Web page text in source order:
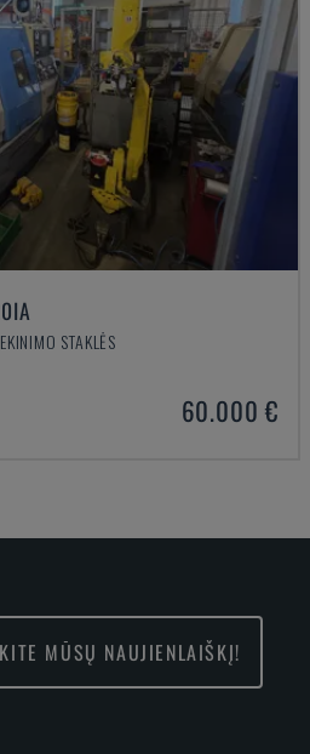
STAKLĖS
60.000 €
MŪSŲ NAUJIENLAIŠKĮ!